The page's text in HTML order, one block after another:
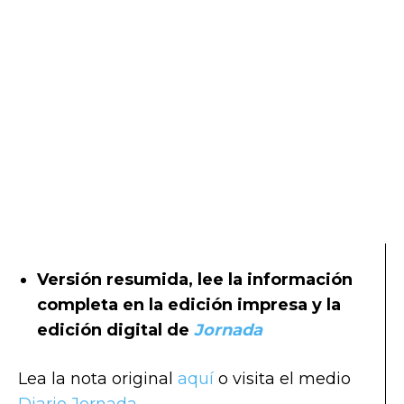
Versión resumida, lee la información
completa en la edición impresa y la
edición digital de Jornada
Lea la nota original aquí o visita el medio